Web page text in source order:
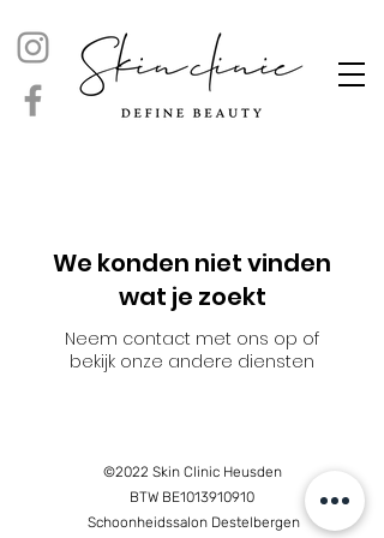
We konden niet vinden
wat je zoekt
Neem contact met ons op of
bekijk onze andere diensten
©2022 Skin Clinic Heusden
BTW BE1013910910
Schoonheidssalon Destelbergen